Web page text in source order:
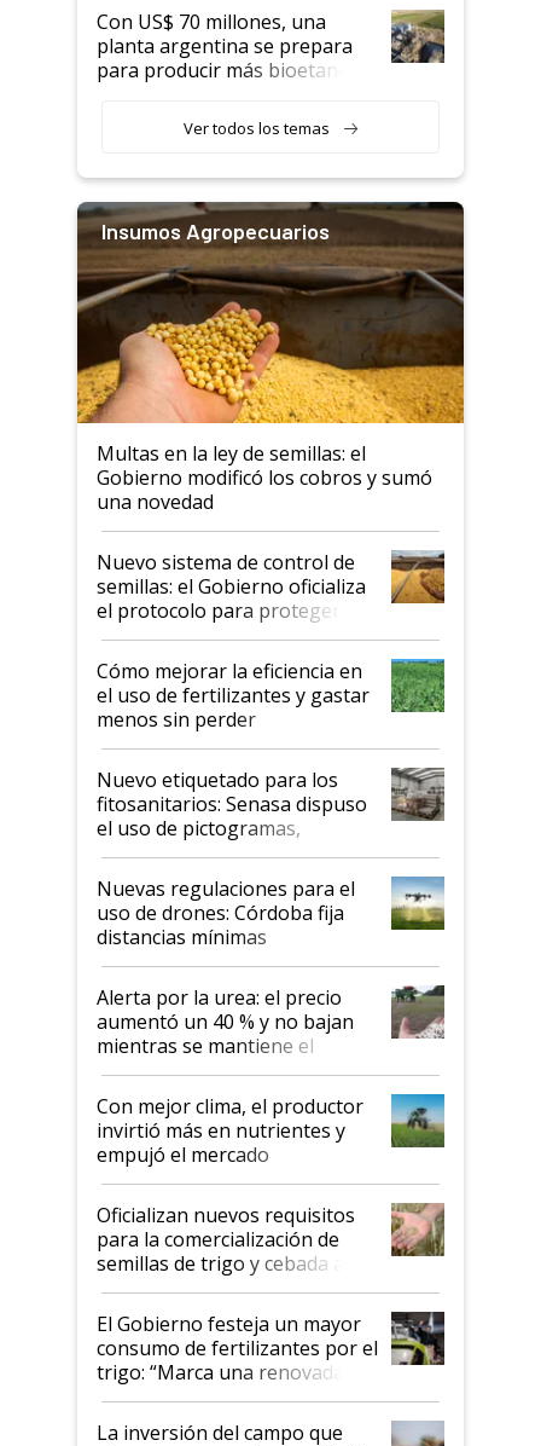
Con US$ 70 millones, una
planta argentina se prepara
para producir más bioetanol
Ver todos los temas
Insumos Agropecuarios
Multas en la ley de semillas: el
Gobierno modificó los cobros y sumó
una novedad
Nuevo sistema de control de
semillas: el Gobierno oficializa
el protocolo para proteger la
propiedad intelectual
Cómo mejorar la eficiencia en
el uso de fertilizantes y gastar
menos sin perder
productividad en la campaña
fina
Nuevo etiquetado para los
fitosanitarios: Senasa dispuso
el uso de pictogramas,
palabras de advertencia e
indicaciones
Nuevas regulaciones para el
uso de drones: Córdoba fija
distancias mínimas
Alerta por la urea: el precio
aumentó un 40 % y no bajan
mientras se mantiene el
conflicto en Medio Oriente
Con mejor clima, el productor
invirtió más en nutrientes y
empujó el mercado
Oficializan nuevos requisitos
para la comercialización de
semillas de trigo y cebada a
granel
El Gobierno festeja un mayor
consumo de fertilizantes por el
trigo: “Marca una renovada
confianza de los productores”
La inversión del campo que